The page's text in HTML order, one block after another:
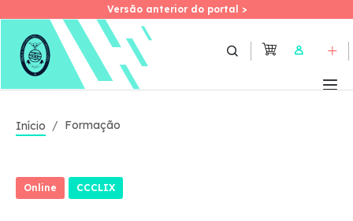
Skip
Versão anterior do portal >
Versão anterior do portal >
User
Início Formação
Online CCCLIX